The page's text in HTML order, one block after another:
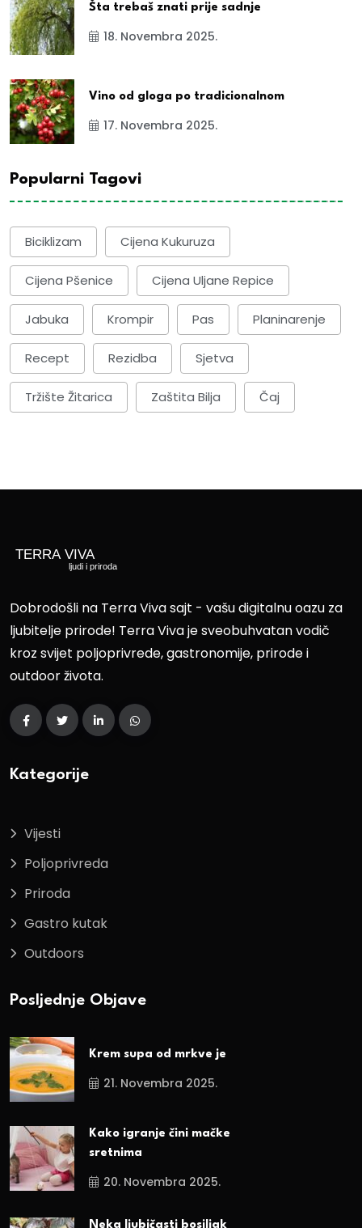
Šta trebaš znati prije sadnje
18. Novembra 2025.
Vino od gloga po tradicionalnom
17. Novembra 2025.
Popularni Tagovi
Biciklizam Cijena Kukuruza
Cijena Pšenice Cijena Uljane Repice
Jabuka Krompir Pas Planinarenje
Recept Rezidba Sjetva
Tržište Žitarica Zaštita Bilja Čaj
Dobrodošli na Terra Viva sajt - vašu digitalnu oazu za
ljubitelje prirode! Terra Viva je sveobuhvatan vodič
kroz svijet poljoprivrede, gastronomije, prirode i
outdoor života.
Kategorije
Vijesti
Poljoprivreda
Priroda
Gastro kutak
Outdoors
Posljednje Objave
Krem supa od mrkve je
21. Novembra 2025.
Kako igranje čini mačke
sretnima
20. Novembra 2025.
Neka ljubičasti bosiljak